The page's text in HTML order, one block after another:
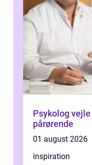
Psykolog vejle hjælp til børn, unge og
pårørende
01 august 2026
inspiration